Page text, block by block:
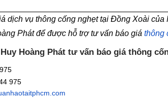
dịch vụ thông cống nghẹt tại Đồng Xoài
Phát để được hỗ trợ tư vấn báo giá thông
Hoàng Phát tư vấn báo giá thông
975